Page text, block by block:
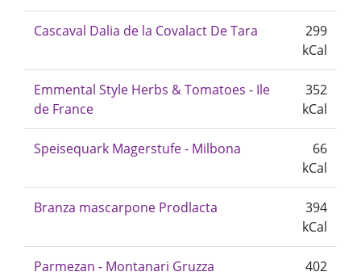
Cascaval Dalia de la Covalact De Tara
299
kCal
Emmental Style Herbs & Tomatoes - Ile
de France
352
kCal
Speisequark Magerstufe - Milbona
66
kCal
Branza mascarpone Prodlacta
394
kCal
Parmezan - Montanari Gruzza
402